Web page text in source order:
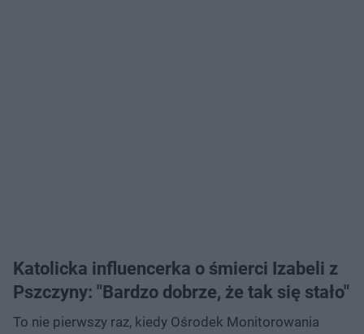
Katolicka influencerka o śmierci Izabeli z
Pszczyny: "Bardzo dobrze, że tak się stało"
To nie pierwszy raz, kiedy Ośrodek Monitorowania